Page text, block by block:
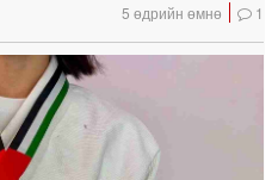
5 өдрийн өмнө 1